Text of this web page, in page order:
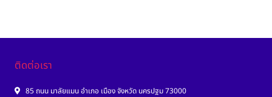
ติดต่อเรา
85 ถนน มาลัยแมน อำเภอ เมือง จังหวัด นครปฐม 73000